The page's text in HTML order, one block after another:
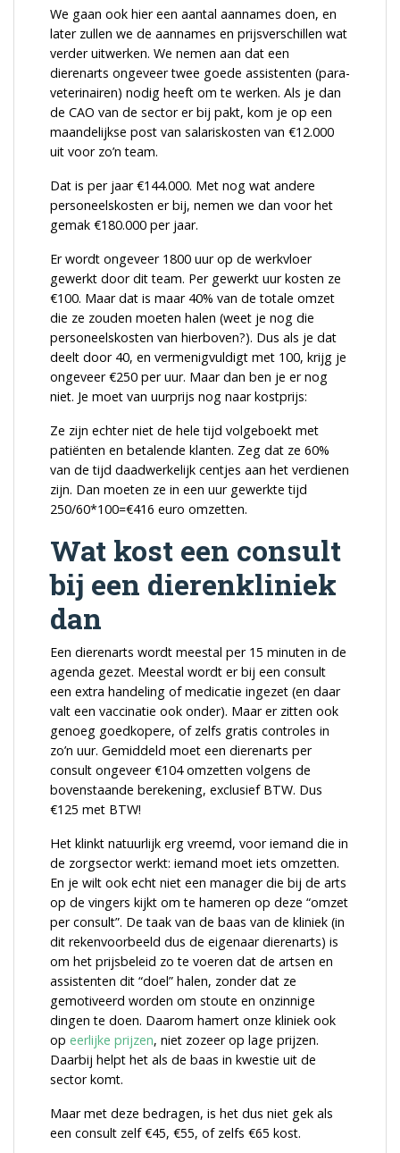
We gaan ook hier een aantal aannames doen, en
later zullen we de aannames en prijsverschillen wat
verder uitwerken. We nemen aan dat een
dierenarts ongeveer twee goede assistenten (para-
veterinairen) nodig heeft om te werken. Als je dan
de CAO van de sector er bij pakt, kom je op een
maandelijkse post van salariskosten van €12.000
uit voor zo’n team.
Dat is per jaar€144.000. Met nog wat andere
personeelskosten er bij, nemen we dan voor het
gemak €180.000 per jaar.
Er wordt ongeveer 1800 uur op de werkvloer
gewerkt door dit team. Per gewerkt uur kosten ze
€100. Maar dat is maar 40% van de totale omzet
die ze zouden moeten halen (weet je nog die
personeelskosten van hierboven?). Dus als je dat
deelt door 40, en vermenigvuldigt met 100, krijg je
ongeveer€250 per uur. Maar dan ben je er nog
niet. Je moet van uurprijs nog naar kostprijs:
Ze zijn echter niet de hele tijd volgeboekt met
patiënten en betalende klanten. Zeg dat ze 60%
van de tijd daadwerkelijk centjes aan het verdienen
zijn. Dan moeten ze in een uur gewerkte tijd
250/60*100=€416 euro omzetten.
Wat kost een consult
bij een dierenkliniek
dan
Een dierenarts wordt meestal per 15 minuten in de
agenda gezet. Meestal wordt er bij een consult
een extra handeling of medicatie ingezet (en daar
valt een vaccinatie ook onder). Maar er zitten ook
genoeg goedkopere, of zelfs gratis controles in
zo’n uur. Gemiddeld moet een dierenarts per
consult ongeveer€104 omzetten volgens de
bovenstaande berekening, exclusief BTW. Dus
€125 met BTW!
Het klinkt natuurlijk erg vreemd, voor iemand die in
de zorgsector werkt: iemand moet iets omzetten.
En je wilt ook echt niet een manager die bij de arts
op de vingers kijkt om te hameren op deze “omzet
per consult”. De taak van de baas van de kliniek (in
dit rekenvoorbeeld dus de eigenaar dierenarts) is
om het prijsbeleid zo te voeren dat de artsen en
assistenten dit “doel” halen, zonder dat ze
gemotiveerd worden om stoute en onzinnige
dingen te doen. Daarom hamert onze kliniek ook
op eerlijke prijzen, niet zozeer op lage prijzen.
Daarbij helpt het als de baas in kwestie uit de
sector komt.
Maar met deze bedragen, is het dus niet gek als
een consult zelf€45, €55, of zelfs €65 kost.